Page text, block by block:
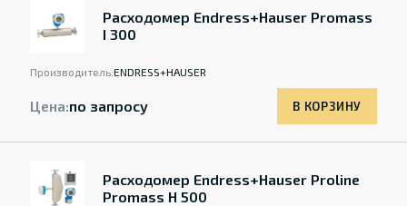
Расходомер Endress+Hauser Promass
I 300
Производитель:ENDRESS+HAUSER
Цена:по запросу В КОРЗИНУ
Расходомер Endress+Hauser Proline
Promass H 500